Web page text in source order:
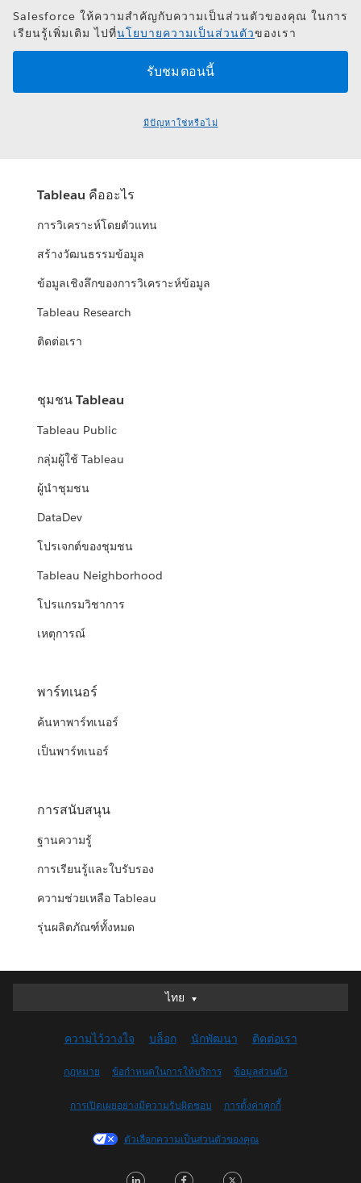
Salesforce ให้ความสำคัญกับความเป็นส่วนตัวของคุณ ในการ
เรียนรู้เพิ่มเติม ไปที่นโยบายความเป็นส่วนตัวของเรา
มีปัญหาใช่หรือไม่
Tableau คืออะไร
การวิเคราะห์โดยตัวแทน
สร้างวัฒนธรรมข้อมูล
ข้อมูลเชิงลึกของการวิเคราะห์ข้อมูล
Tableau Research
ติดต่อเรา
ชุมชน Tableau
Tableau Public
กลุ่มผู้ใช้ Tableau
ผู้นำชุมชน
DataDev
โปรเจกต์ของชุมชน
Tableau Neighborhood
โปรแกรมวิชาการ
เหตุการณ์
พาร์ทเนอร์
ค้นหาพาร์ทเนอร์
เป็นพาร์ทเนอร์
การสนับสนุน
ฐานความรู้
การเรียนรู้และใบรับรอง
ความช่วยเหลือ Tableau
รุ่นผลิตภัณฑ์ทั้งหมด
ไทย
ไทย
English (UK)
English (US)
Français (Canada)
Français (France)
日本語
ความไว้วางใจ บล็อก นักพัฒนา ติดต่อเรา
กฎหมาย ข้อกำหนดในการให้บริการ ข้อมูลส่วนตัว
การเปิดเผยอย่างมีความรับผิดชอบ การตั้งค่าคุกกี้
ตัวเลือกความเป็นส่วนตัวของคุณ